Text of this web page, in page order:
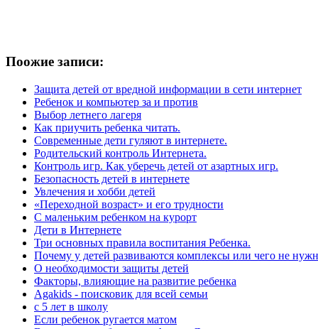
Поожие записи:
Защита детей от вредной информации в сети интернет
Ребенок и компьютер за и против
Выбор летнего лагеря
Как приучить ребенка читать.
Современные дети гуляют в интернете.
Родительский контроль Интернета.
Контроль игр. Как уберечь детей от азартных игр.
Безопасность детей в интернете
Увлечения и хобби детей
«Переходной возраст» и его трудности
С маленьким ребенком на курорт
Дети в Интернете
Три основных правила воспитания Ребенка.
Почему у детей развиваются комплексы или чего не
О необходимости защиты детей
Факторы, влияющие на развитие ребенка
Agakids - поисковик для всей семьи
с 5 лет в школу
Если ребенок ругается матом